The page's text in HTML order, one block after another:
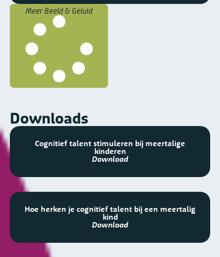
Meer Beeld & Geluid
Downloads
Cognitief talent stimuleren bij meertalige
kinderen
Download
Hoe herken je cognitief talent bij een meertalig
kind
Download